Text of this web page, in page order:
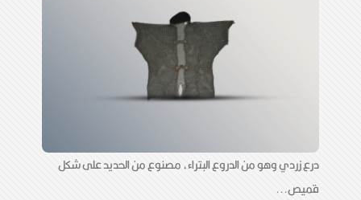
درع زردي وهو من الدروع البتراء، مصنوع من الحديد على شكل
قميص...